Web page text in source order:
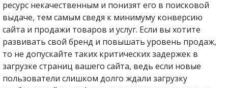
ресурс некачественным и понизят его в поисковой
выдаче, тем самым сведя к минимуму конверсию
сайта и продажи товаров и услуг. Если вы хотите
развивать свой бренд и повышать уровень продаж,
то не допускайте таких критических задержек в
загрузке страниц вашего сайта, ведь если новые
пользователи слишком долго ждали загрузку